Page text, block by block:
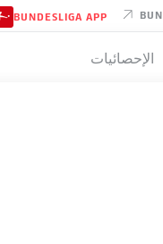
BUNDESLIGA APP
الإحصائيات